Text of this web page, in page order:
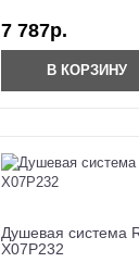
7 787р.
В КОРЗИНУ
Душевая система
X07P232